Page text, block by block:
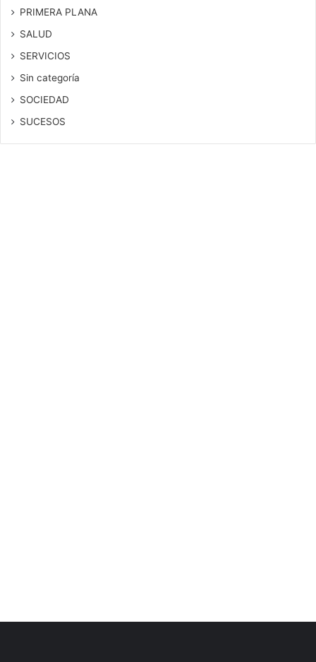
PRIMERA PLANA
SALUD
SERVICIOS
Sin categoría
SOCIEDAD
SUCESOS